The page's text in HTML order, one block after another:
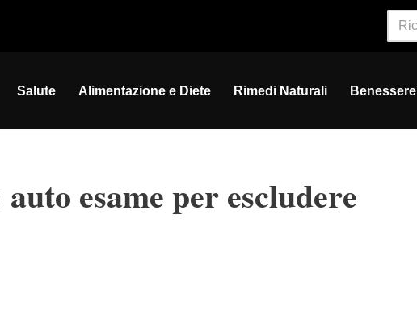
Salute Alimentazione e Diete Rimedi Naturali Benessere
esame per escludere